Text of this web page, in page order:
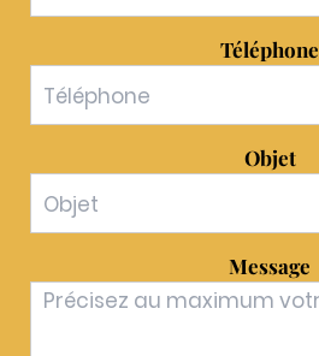
Téléphone
Objet
Message